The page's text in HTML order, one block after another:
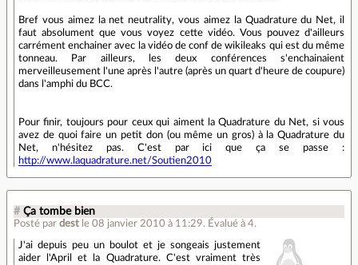
Bref vous aimez la net neutrality, vous aimez la Quadrature du Net, il
faut absolument que vous voyez cette vidéo. Vous pouvez d'ailleurs
carrément enchainer avec la vidéo de conf de wikileaks qui est du même
tonneau. Par ailleurs, les deux conférences s'enchainaient
merveilleusement l'une après l'autre (après un quart d'heure de coupure)
dans l'amphi du BCC.
Pour finir, toujours pour ceux qui aiment la Quadrature du Net, si vous
avez de quoi faire un petit don (ou même un gros) à la Quadrature du
Net, n'hésitez pas. C'est par ici que ça se passe :
http://www.laquadrature.net/Soutien2010
# Ça tombe bien
Posté par dest le 08 janvier 2010 à 11:29. Évalué à 4.
J'ai depuis peu un boulot et je songeais justement
aider l'April et la Quadrature. C'est vraiment très